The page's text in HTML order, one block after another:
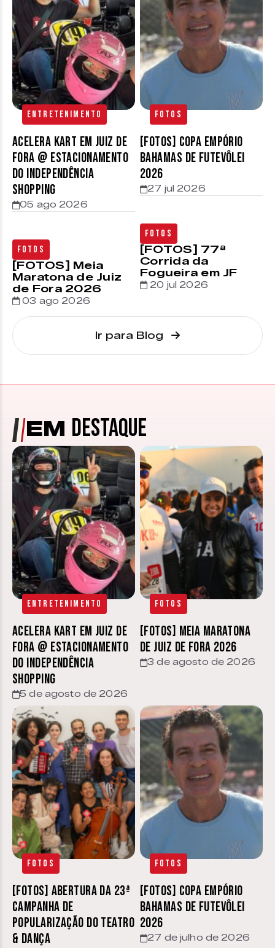
Entretenimento
Acelera Kart em Juiz de
Fora @ estacionamento
do Independência
Shopping
05 ago 2026
Fotos
[FOTOS] Meia
Maratona de Juiz
de Fora 2026
03 ago 2026
Fotos
[FOTOS] Copa Empório
Bahamas de Futevôlei
2026
27 jul 2026
Fotos
[FOTOS] 77ª
Corrida da
Fogueira em JF
20 jul 2026
Ir para Blog
EM DESTAQUE
Entretenimento
Acelera Kart em Juiz de
Fora @ estacionamento
do Independência
Shopping
5 de agosto de 2026
Fotos
[FOTOS] Meia Maratona
de Juiz de Fora 2026
3 de agosto de 2026
Fotos
[FOTOS] Abertura da 23ª
Campanha de
Popularização do Teatro
& Dança
Fotos
[FOTOS] Copa Empório
Bahamas de Futevôlei
2026
27 de julho de 2026